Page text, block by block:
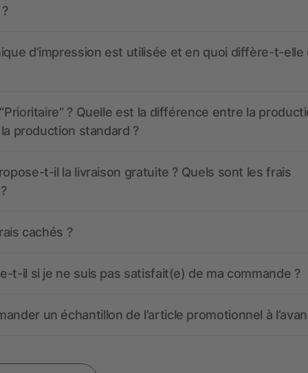
d’impression est utilisée et en quoi diffère-t-elle
? Quelle est la différence entre la
production standard ?
t-il la livraison gratuite ? Quels sont les frais
cachés ?
t-il si je ne suis pas satisfait(e) de ma commande ?
un échantillon de l’article promotionnel à